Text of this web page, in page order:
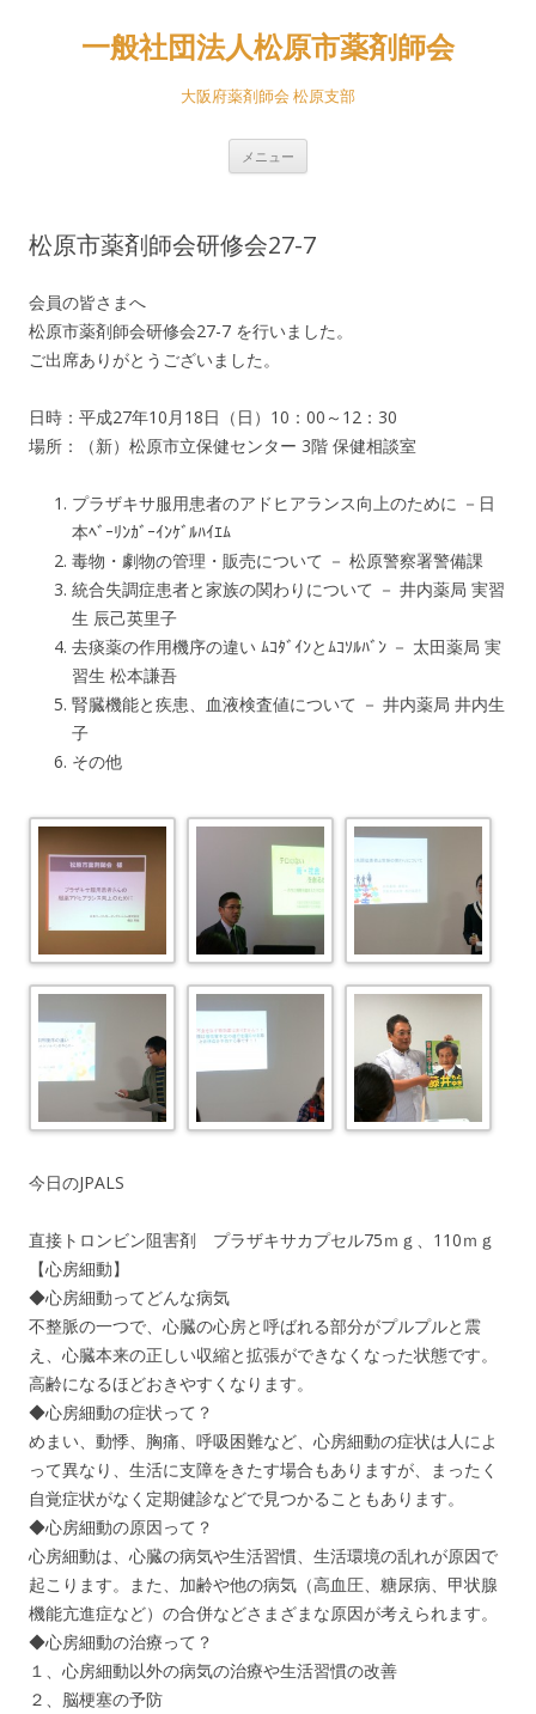
一般社団法人松原市薬剤師会
大阪府薬剤師会 松原支部
メニュー
ス
松原市薬剤師会研修会27-7
会員の皆さまへ
松原市薬剤師会研修会27-7 を行いました。
ご出席ありがとうございました。
日時：平成27年10月18日（日）10：00～12：30
場所：（新）松原市立保健センター 3階 保健相談室
プラザキサ服用患者のアドヒアランス向上のために －日
本ﾍﾞｰﾘﾝｶﾞｰｲﾝｹﾞﾙﾊｲｴﾑ
毒物・劇物の管理・販売について － 松原警察署警備課
統合失調症患者と家族の関わりについて － 井内薬局 実習
生 辰己英里子
去痰薬の作用機序の違い ﾑｺﾀﾞｲﾝとﾑｺｿﾙﾊﾞﾝ － 太田薬局 実
習生 松本謙吾
腎臓機能と疾患、血液検査値について － 井内薬局 井内生
子
その他
今日のJPALS
直接トロンビン阻害剤 プラザキサカプセル75ｍｇ、110ｍｇ
【心房細動】
◆心房細動ってどんな病気
不整脈の一つで、心臓の心房と呼ばれる部分がプルプルと震
え、心臓本来の正しい収縮と拡張ができなくなった状態です。
高齢になるほどおきやすくなります。
◆心房細動の症状って？
めまい、動悸、胸痛、呼吸困難など、心房細動の症状は人によ
って異なり、生活に支障をきたす場合もありますが、まったく
自覚症状がなく定期健診などで見つかることもあります。
◆心房細動の原因って？
心房細動は、心臓の病気や生活習慣、生活環境の乱れが原因で
起こります。また、加齢や他の病気（高血圧、糖尿病、甲状腺
機能亢進症など）の合併などさまざまな原因が考えられます。
◆心房細動の治療って？
１、心房細動以外の病気の治療や生活習慣の改善
２、脳梗塞の予防